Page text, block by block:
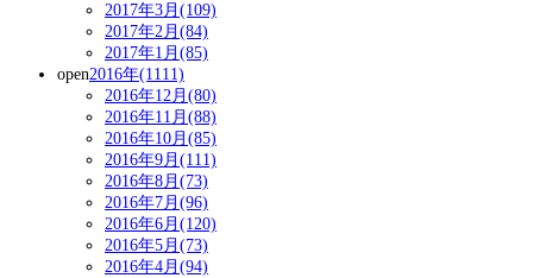
2017年3月(109)
2017年2月(84)
2017年1月(85)
open2016年(1111)
2016年12月(80)
2016年11月(88)
2016年10月(85)
2016年9月(111)
2016年8月(73)
2016年7月(96)
2016年6月(120)
2016年5月(73)
2016年4月(94)